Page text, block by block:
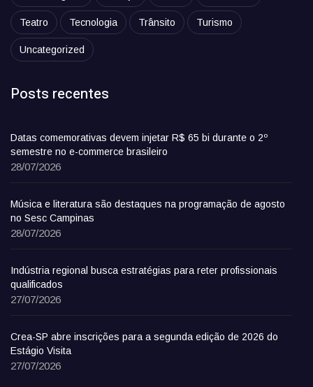
Teatro Tecnologia Trânsito Turismo
Uncategorized
Posts recentes
Datas comemorativas devem injetar R$ 65 bi durante o 2º
semestre no e-commerce brasileiro
28/07/2026
Música e literatura são destaques na programação de agosto
no Sesc Campinas
28/07/2026
Indústria regional busca estratégias para reter profissionais
qualificados
27/07/2026
Crea-SP abre inscrições para a segunda edição de 2026 do
Estágio Visita
27/07/2026